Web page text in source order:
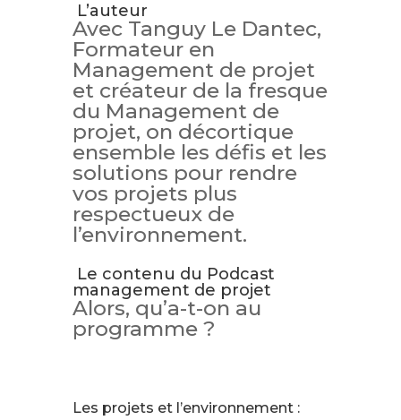
L’auteur
Avec Tanguy Le Dantec,
Formateur en
Management de projet
et créateur de la fresque
du Management de
projet, on décortique
ensemble les défis et les
solutions pour rendre
vos projets plus
respectueux de
l’environnement.
Le contenu du Podcast
management de projet
Alors, qu’a-t-on au
programme ?
Les projets et l’environnement :